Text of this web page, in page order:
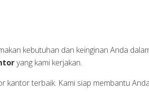
kebutuhan dan keinginan Anda
yang kami kerjakan.
kantor terbaik. Kami siap membantu